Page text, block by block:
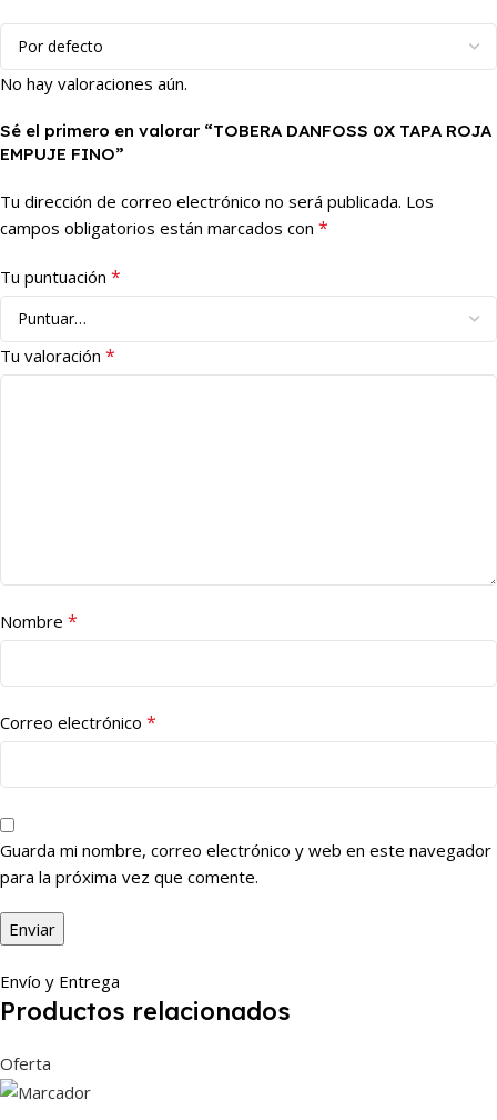
No hay valoraciones aún.
Sé el primero en valorar “TOBERA DANFOSS 0X TAPA ROJA
EMPUJE FINO”
Tu dirección de correo electrónico no será publicada. Los
campos obligatorios están marcados con *
Tu puntuación *
Tu valoración *
Nombre *
Correo electrónico *
Guarda mi nombre, correo electrónico y web en este navegador
para la próxima vez que comente.
Envío y Entrega
Productos relacionados
Oferta